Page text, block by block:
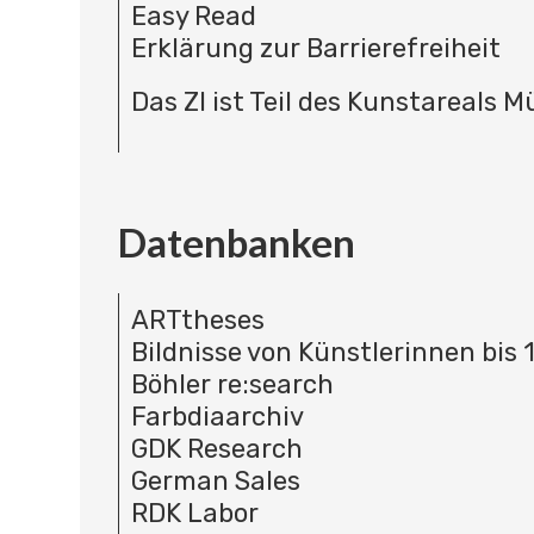
Easy Read
Erklärung zur Barrierefreiheit
Das ZI ist Teil des Kunstareals
Datenbanken
ARTtheses
Bildnisse von Künstlerinnen bis
Böhler re:search
Farbdiaarchiv
GDK Research
German Sales
RDK Labor